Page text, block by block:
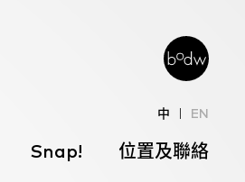
中 EN
Snap! 位置及聯絡